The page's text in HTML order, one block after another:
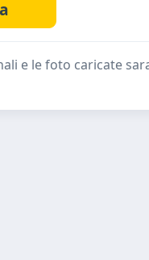
e le foto caricate